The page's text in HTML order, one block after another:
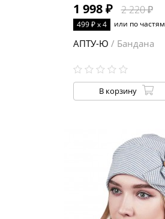
1 998 ₽ 2 220 ₽
499 ₽ x 4 или по частям
АПТУ-Ю / Бандана
В корзину